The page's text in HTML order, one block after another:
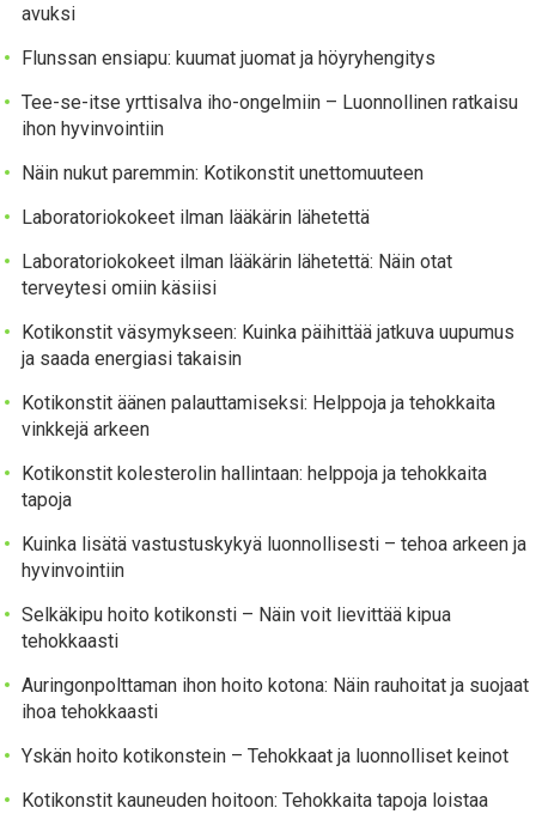
avuksi
Flunssan ensiapu: kuumat juomat ja höyryhengitys
Tee-se-itse yrttisalva iho-ongelmiin – Luonnollinen ratkaisu
ihon hyvinvointiin
Näin nukut paremmin: Kotikonstit unettomuuteen
Laboratoriokokeet ilman lääkärin lähetettä
Laboratoriokokeet ilman lääkärin lähetettä: Näin otat
terveytesi omiin käsiisi
Kotikonstit väsymykseen: Kuinka päihittää jatkuva uupumus
ja saada energiasi takaisin
Kotikonstit äänen palauttamiseksi: Helppoja ja tehokkaita
vinkkejä arkeen
Kotikonstit kolesterolin hallintaan: helppoja ja tehokkaita
tapoja
Kuinka lisätä vastustuskykyä luonnollisesti – tehoa arkeen ja
hyvinvointiin
Selkäkipu hoito kotikonsti – Näin voit lievittää kipua
tehokkaasti
Auringonpolttaman ihon hoito kotona: Näin rauhoitat ja suojaat
ihoa tehokkaasti
Yskän hoito kotikonstein – Tehokkaat ja luonnolliset keinot
Kotikonstit kauneuden hoitoon: Tehokkaita tapoja loistaa